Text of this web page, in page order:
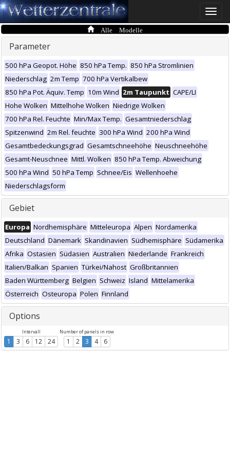
Toggle
Alle Modelle
Parameter
500 hPa Geopot. Höhe 850 hPa Temp. 850 hPa Stromlinien
Niederschlag 2m Temp 700 hPa Vertikalbew
850 hPa Pot. Äquiv. Temp 10m Wind 2m Taupunkt CAPE/LI
Hohe Wolken Mittelhohe Wolken Niedrige Wolken
700 hPa Rel. Feuchte Min/Max Temp. Gesamtniederschlag
Spitzenwind 2m Rel. feuchte 300 hPa Wind 200 hPa Wind
Gesamtbedeckungsgrad Gesamtschneehöhe Neuschneehöhe
Gesamt-Neuschnee Mittl. Wolken 850 hPa Temp. Abweichung
500 hPa Wind 50 hPa Temp Schnee/Eis Wellenhoehe
Niederschlagsform
Gebiet
Europa Nordhemisphäre Mitteleuropa Alpen Nordamerika
Deutschland Dänemark Skandinavien Südhemisphäre Südamerika
Afrika Ostasien Südasien Australien Niederlande Frankreich
Italien/Balkan Spanien Türkei/Nahost Großbritannien
Baden Württemberg Belgien Schweiz Island Mittelamerika
Österreich Osteuropa Polen Finnland
Options
Intervall
1 3 6 12 24
Number of panels in row
1 2 3 4 6